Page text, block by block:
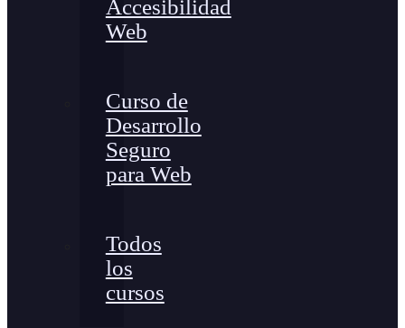
Accesibilidad
Web
Curso de
Desarrollo
Seguro
para Web
Todos
los
cursos